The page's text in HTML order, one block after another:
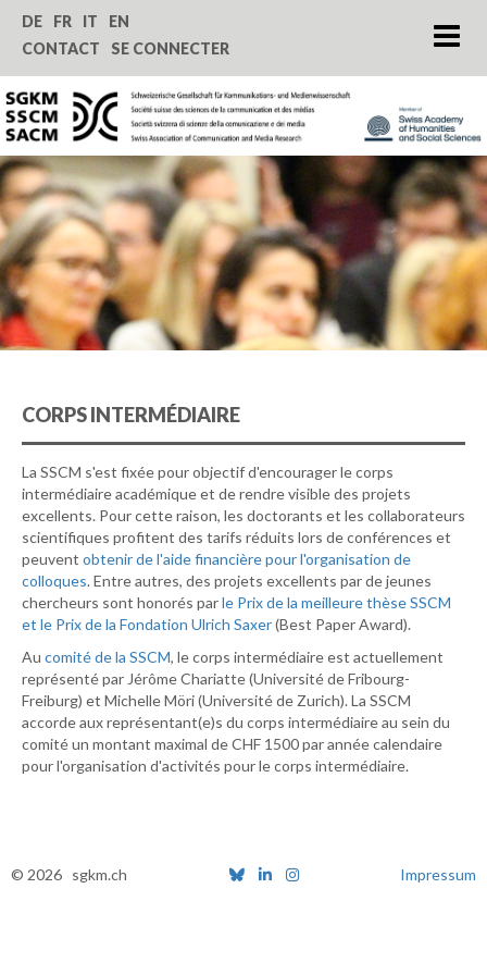
Qui nous sommes
Revue SComS
Congrès annuel
Encouragement
Service
DE FR IT
EN
CONTACT
SE CONNECTER
CORPS INTERMÉDIAIRE
La SSCM s'est fixée pour objectif d'encourager le corps
intermédiaire académique et de rendre visible des projets
excellents. Pour cette raison, les doctorants et les collaborateurs
scientifiques profitent des tarifs réduits lors de conférences et
peuvent obtenir de l'aide financière pour l'organisation de
colloques. Entre autres, des projets excellents par de jeunes
chercheurs sont honorés parle Prix de la meilleure thèse SSCM
et le Prix de la Fondation Ulrich Saxer(Best Paper Award).
Au comité de la SSCM, le corps intermédiaire est actuellement
représenté par Jérôme Chariatte (Université de Fribourg-
Freiburg) et Michelle Möri (Université de Zurich). La SSCM
accorde aux représentant(e)s du corps intermédiaire au sein du
comité un montant maximal de CHF 1500 par année calendaire
pour l'organisation d'activités pour le corps intermédiaire.
© 2026 sgkm.ch Impressum